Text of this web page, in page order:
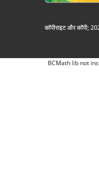
कॉपीराइट और कॉपी;
BCMath lib not